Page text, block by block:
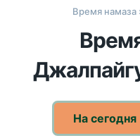
Время намаза
На сегодня